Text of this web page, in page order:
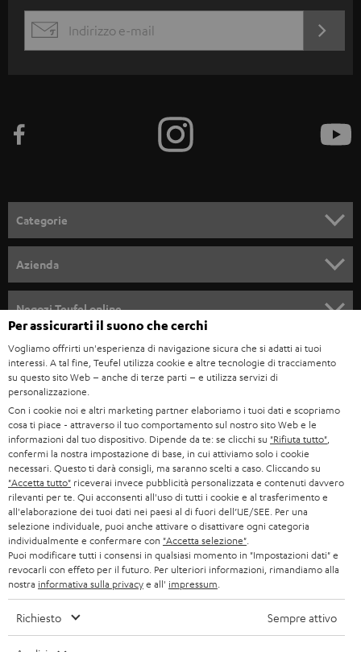
i
n
l
l
a
n
e
w
s
l
e
t
t
e
r
EMAIL
ORA
Categorie
SOUNDBAR
STEREO
SMART HOME
BLUETOOTH
CUFFIE
CUFFIE BLUETOOTH
SET STEREO
ALTOPARLANTE
ULTIMA
CUFFIE IN-EAR
Azienda
STAMPA
B2B
BLOG
NEWSLETTER
NEGOZI
VANTAGGI TEUFEL
LA NOSTRA STORIA
MANAGEMENT
Negozi Teufel online
GERMANIA
AUSTRIA
SVIZZERA
PAESI BASSI
BELGIO
FRANCIA
Per assicurarti il suono che cerchi
Vogliamo offrirti un'esperienza di navigazione sicura che si adatti ai tuoi
interessi. A tal fine, Teufel utilizza cookie e altre tecnologie di tracciamento
su questo sito Web – anche di terze parti – e utilizza servizi di
personalizzazione.
Con i cookie noi e altri marketing partner elaboriamo i tuoi dati e scopriamo
cosa ti piace - attraverso il tuo comportamento sul nostro sito Web e le
informazioni dal tuo dispositivo. Dipende da te: se clicchi su "Rifiuta tutto"
confermi la nostra impostazione di base, in cui attiviamo solo i cookie
necessari. Questo ti darà consigli, ma saranno scelti a caso. Cliccando su
"Accetta tutto" riceverai invece pubblicità personalizzata e contenuti davvero
rilevanti per te. Qui acconsenti all'uso di tutti i cookie e al trasferimento e
all'elaborazione dei tuoi dati nei paesi al di fuori dell’UE/SEE. Per una
selezione individuale, puoi anche attivare o disattivare ogni categoria
individualmente e confermare con "Accetta selezione"
Puoi modificare tutti i consensi in qualsiasi momento in "Impostazioni dati" e
revocarli con effeto per il futuro. Per ulteriori informazioni, rimandiamo alla
nostra informativa sulla privacye all' impressum
Richiesto Sempre attivo